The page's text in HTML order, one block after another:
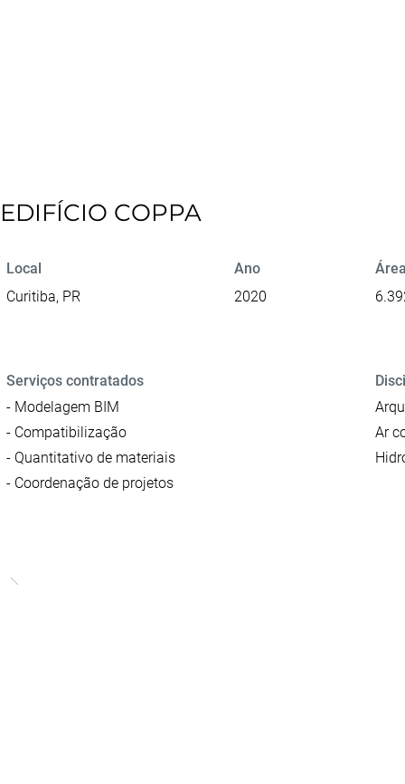
EDIFÍCIO COPPA
Local
Curitiba, PR
Ano
2020
Serviços contratados
- Modelagem BIM
- Compatibilização
- Quantitativo de materiais
- Coordenação de projetos
Ar